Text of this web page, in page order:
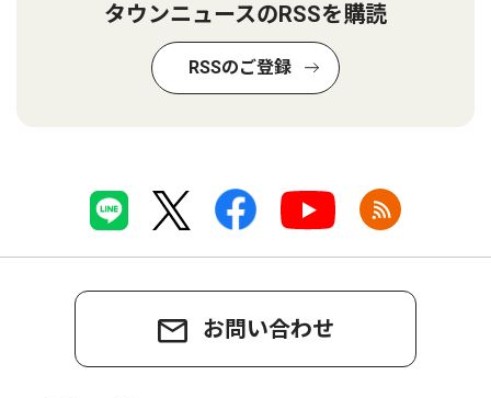
タウンニュースのRSSを購読
RSSのご登録
お問い合わせ